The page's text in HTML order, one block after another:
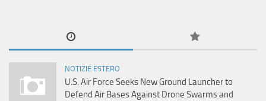
NOTIZIE ESTERO
U.S. Air Force Seeks New Ground Launcher to
Defend Air Bases Against Drone Swarms and